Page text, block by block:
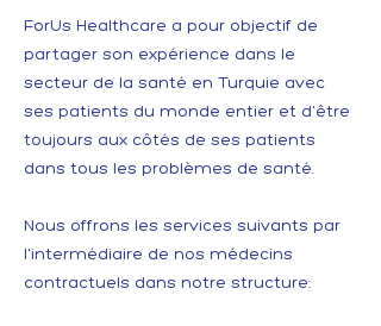
ForUs Healthcare a pour objectif de
partager son expérience dans le
secteur de la santé en Turquie avec
ses patients du monde entier et d'être
toujours aux côtés de ses patients
dans tous les problèmes de santé.
Nous offrons les services suivants par
l'intermédiaire de nos médecins
contractuels dans notre structure: